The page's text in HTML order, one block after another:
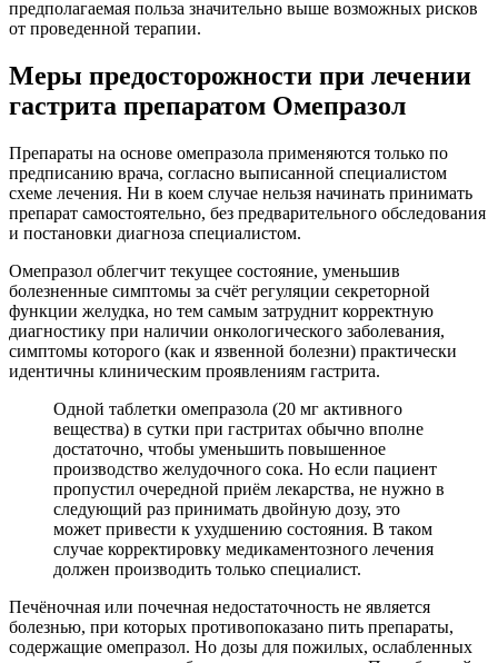
предполагаемая польза значительно выше возможных рисков
от проведенной терапии.
Меры предосторожности при лечении
гастрита препаратом Омепразол
Препараты на основе омепразола применяются только по
предписанию врача, согласно выписанной специалистом
схеме лечения. Ни в коем случае нельзя начинать принимать
препарат самостоятельно, без предварительного обследования
и постановки диагноза специалистом.
Омепразол облегчит текущее состояние, уменьшив
болезненные симптомы за счёт регуляции секреторной
функции желудка, но тем самым затруднит корректную
диагностику при наличии онкологического заболевания,
симптомы которого (как и язвенной болезни) практически
идентичны клиническим проявлениям гастрита.
Одной таблетки омепразола (20 мг активного
вещества) в сутки при гастритах обычно вполне
достаточно, чтобы уменьшить повышенное
производство желудочного сока. Но если пациент
пропустил очередной приём лекарства, не нужно в
следующий раз принимать двойную дозу, это
может привести к ухудшению состояния. В таком
случае корректировку медикаментозного лечения
должен производить только специалист.
Печёночная или почечная недостаточность не является
болезнью, при которых противопоказано пить препараты,
содержащие омепразол. Но дозы для пожилых, ослабленных